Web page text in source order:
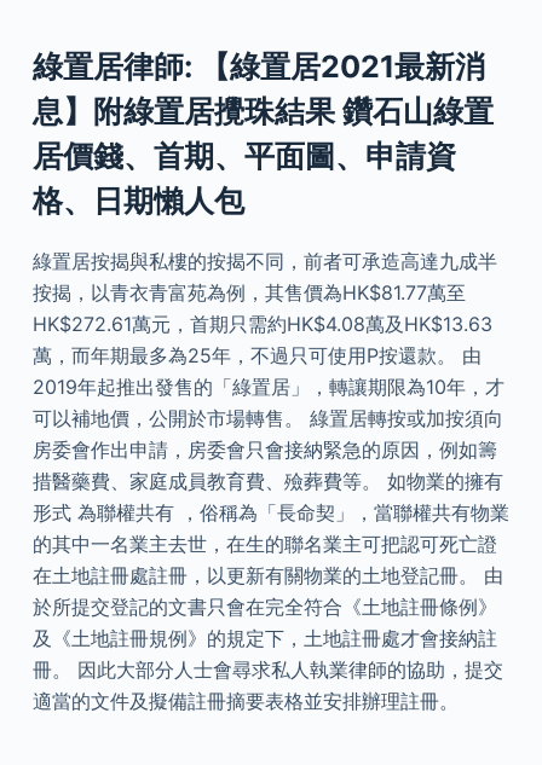
綠置居律師: 【綠置居2021最新消
息】附綠置居攪珠結果 鑽石山綠置
居價錢、首期、平面圖、申請資
格、日期懶人包
綠置居按揭與私樓的按揭不同，前者可承造高達九成半
按揭，以青衣青富苑為例，其售價為HK$81.77萬至
HK$272.61萬元，首期只需約HK$4.08萬及HK$13.63
萬，而年期最多為25年，不過只可使用P按還款。 由
2019年起推出發售的「綠置居」，轉讓期限為10年，才
可以補地價，公開於市場轉售。 綠置居轉按或加按須向
房委會作出申請，房委會只會接納緊急的原因，例如籌
措醫藥費、家庭成員教育費、殮葬費等。 如物業的擁有
形式 為聯權共有 ，俗稱為「長命契」，當聯權共有物業
的其中一名業主去世，在生的聯名業主可把認可死亡證
在土地註冊處註冊，以更新有關物業的土地登記冊。 由
於所提交登記的文書只會在完全符合《土地註冊條例》
及《土地註冊規例》的規定下，土地註冊處才會接納註
冊。 因此大部分人士會尋求私人執業律師的協助，提交
適當的文件及擬備註冊摘要表格並安排辦理註冊。